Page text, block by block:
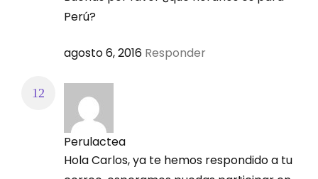
CIERRE DEL AULA VIRTUAL
05 octubre
* Horario de Clases: Verifique el Horario para su País
Perú?
agosto 6, 2016 Responder
Perulactea
Hola Carlos, ya te hemos respondido a tu